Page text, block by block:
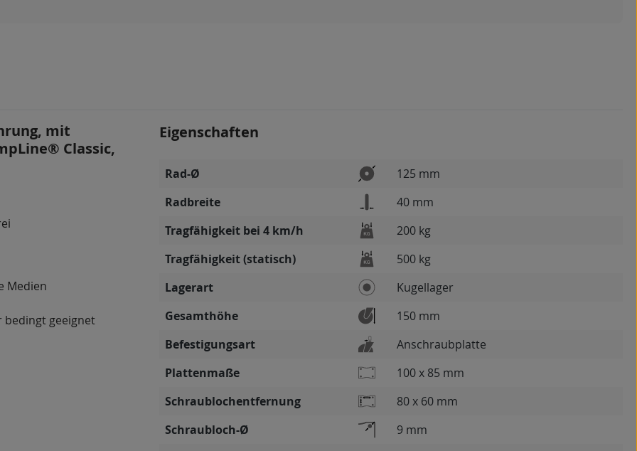
mit
Classic,
Medien
bedingt geeignet
Eigenschaften
Rad-Ø
125 mm
Radbreite
40 mm
Tragfähigkeit bei 4 km/h
200 kg
Tragfähigkeit (statisch)
500 kg
Lagerart
Kugellager
Gesamthöhe
150 mm
Befestigungsart
Anschraubplatte
Plattenmaße
100 x 85 mm
Schraublochentfernung
80 x 60 mm
Schraubloch-Ø
9 mm